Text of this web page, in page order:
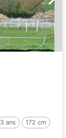
3 ans
172 cm